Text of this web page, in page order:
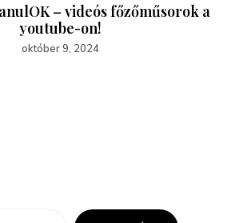
– videós főzőműsorok a
youtube-on!
október 9, 2024